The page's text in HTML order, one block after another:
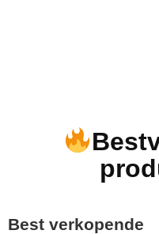
Best verkopende